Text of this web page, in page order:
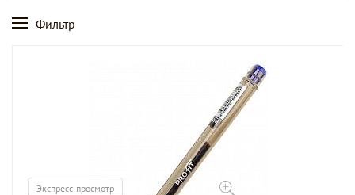
Фильтр
Экспресс-просмотр